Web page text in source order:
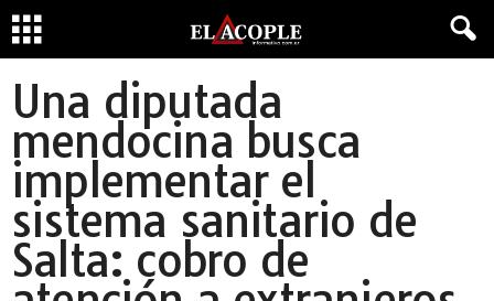
Una diputada
mendocina busca
implementar el
sistema sanitario de
Salta: cobro de